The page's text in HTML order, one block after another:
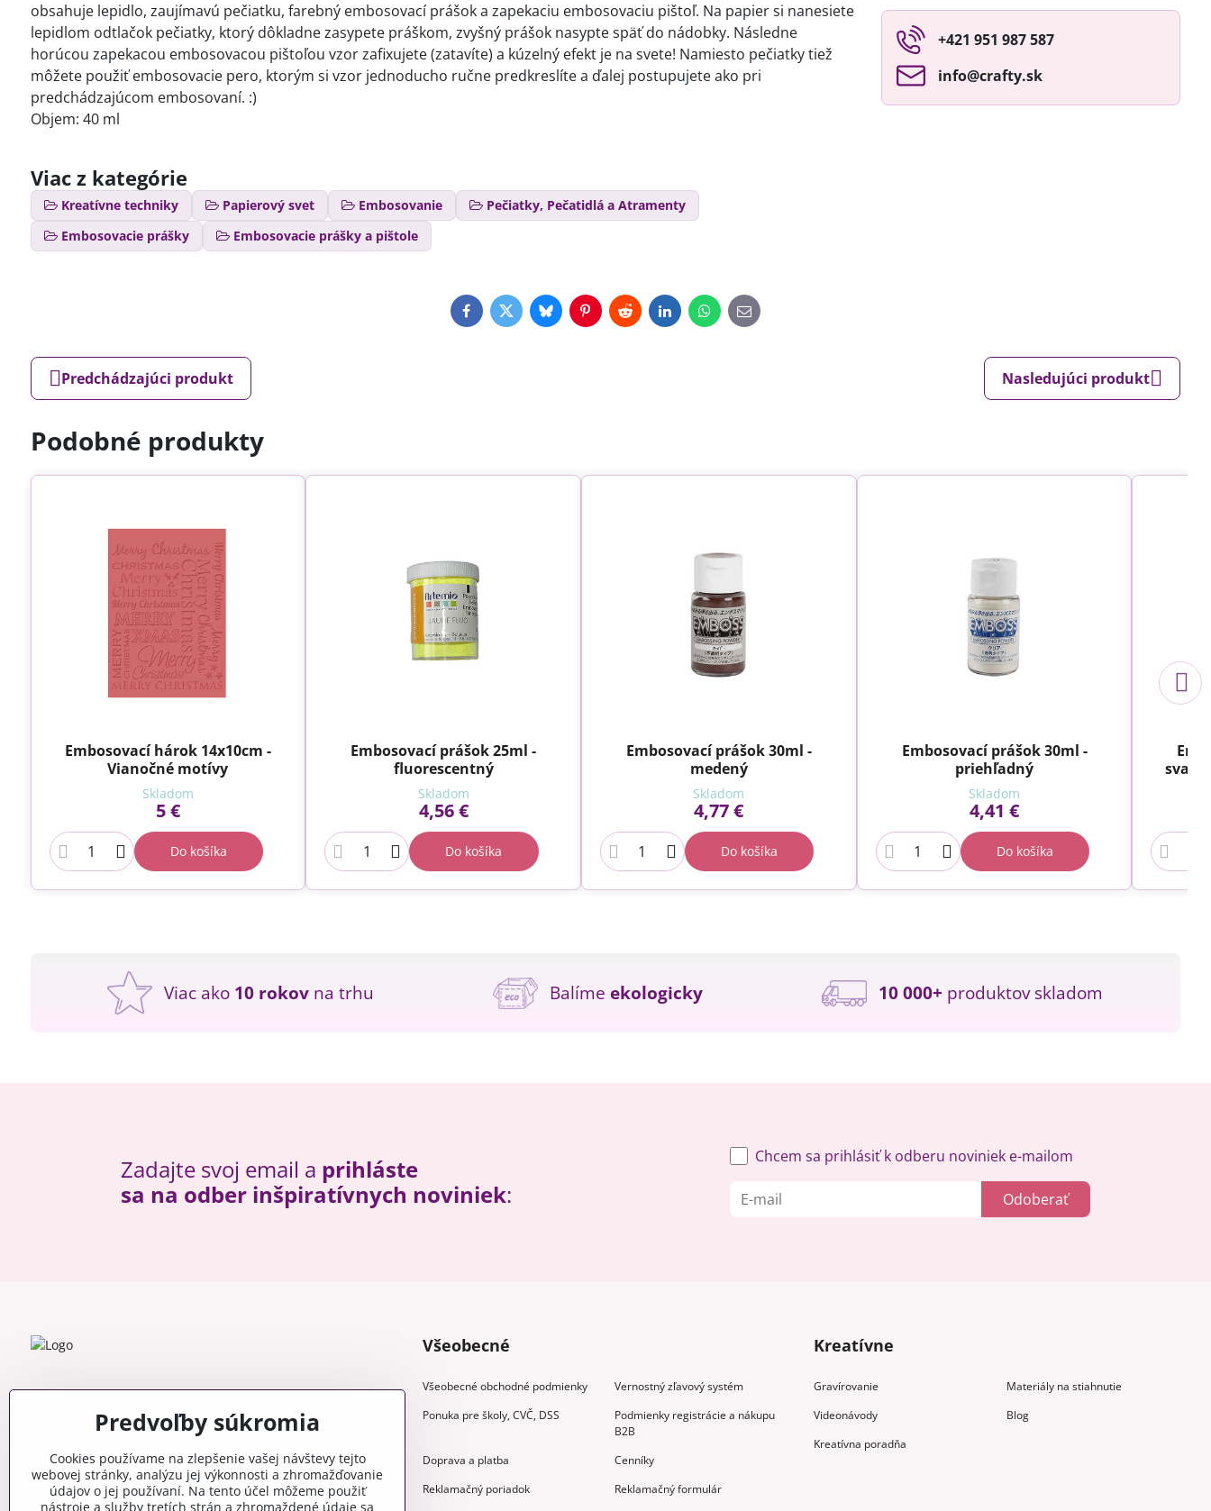
obsahuje lepidlo, zaujímavú pečiatku, farebný embosovací prášok a zapekaciu embosovaciu pištoľ. Na papier si nanesiete
lepidlom odtlačok pečiatky, ktorý dôkladne zasypete práškom, zvyšný prášok nasypte späť do nádobky. Následne
horúcou zapekacou embosovacou pištoľou vzor zafixujete (zatavíte) a kúzelný efekt je na svete! Namiesto pečiatky tiež
môžete použiť embosovacie pero, ktorým si vzor jednoducho ručne predkreslíte a ďalej postupujete ako pri
predchádzajúcom embosovaní. :)
Objem: 40 ml
Viac z kategórie
Kreatívne techniky Papierový svet Embosovanie
Pečiatky, Pečatidlá a Atramenty
Embosovacie prášky
Embosovacie prášky a pištole
+421 951 987 587
info​@crafty​.sk
FacebookTwitterBlueskyPinterestRedditLinkedInWhatsApp
E-
mail
Predchádzajúci produkt Nasledujúci produkt
Podobné produkty
Embosovací hárok 14x10cm -
Vianočné motívy
Skladom
5 €
Do košíka
Embosovací prášok 25ml -
fluorescentný
Skladom
4,56 €
Do košíka
Embosovací prášok 30ml -
medený
Skladom
4,77 €
Do košíka
Embosovací prášok 30ml -
priehľadný
Skladom
4,41 €
Do košíka
Viac ako 10 rokov na trhu Balíme ekologicky 10 000+ produktov skladom
Zadajte svoj email a prihláste
sa na odber inšpiratívnych noviniek: Odoberať
Chcem sa prihlásiť k odberu noviniek e-mailom
Všeobecné
Všeobecné obchodné podmienky
Vernostný zľavový systém
Ponuka pre školy, CVČ, DSS
Podmienky registrácie a nákupu
B2B
Doprava a platba
Cenníky
Reklamačný poriadok
Reklamačný formulár
Kreatívne
Gravírovanie
Materiály na stiahnutie
Videonávody
Blog
Kreatívna poradňa
Predvoľby súkromia
Cookies používame na zlepšenie vašej návštevy tejto
webovej stránky, analýzu jej výkonnosti a zhromažďovanie
údajov o jej používaní. Na tento účel môžeme použiť
nástroje a služby tretích strán a zhromaždené údaje sa